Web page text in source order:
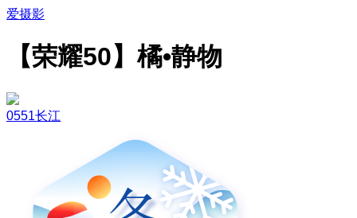
爱摄影
【荣耀50】橘•静物
0551长江